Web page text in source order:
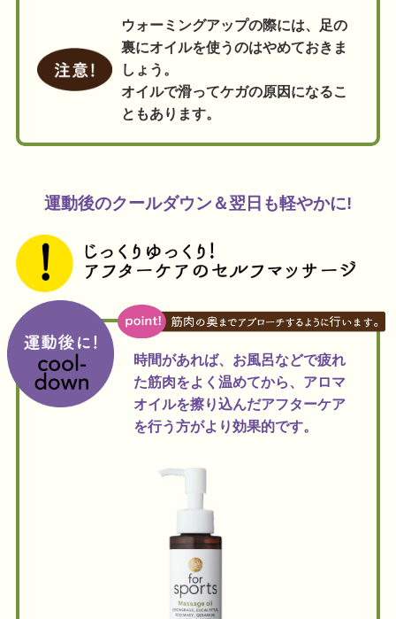
ウォーミングアップの際には、足の
裏にオイルを使うのはやめておきま
しょう。
オイルで滑ってケガの原因になるこ
ともあります。
運動後のクールダウン＆翌日も軽やかに!
時間があれば、お風呂などで疲れ
た筋肉をよく温めてから、アロマ
オイルを擦り込んだアフターケア
を行う方がより効果的です。